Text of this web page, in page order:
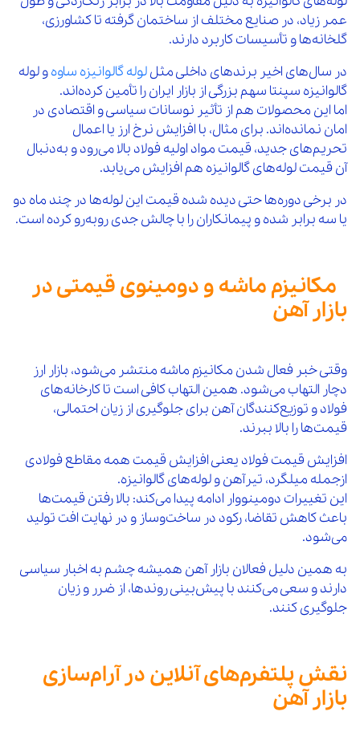
عمر زیاد، در صنایع مختلف از ساختمان گرفته تا کشاورزی،
گلخانه‌ها و تأسیسات کاربرد دارند.
در سال‌های اخیر برندهای داخلی مثللوله گالوانیزه ساوهو لوله
گالوانیزه سپنتا سهم بزرگی از بازار ایران را تأمین کرده‌اند.
اما این محصولات هم از تأثیر نوسانات سیاسی و اقتصادی در
امان نمانده‌اند. برای مثال، با افزایش نرخ ارز یا اعمال
تحریم‌های جدید، قیمت مواد اولیه فولاد بالا می‌رود و به‌دنبال
آن قیمت لوله‌های گالوانیزه هم افزایش می‌یابد.
در برخی دوره‌ها حتی دیده شده قیمت این لوله‌ها در چند ماه دو
یا سه برابر شده و پیمانکاران را با چالش جدی روبه‌رو کرده است.
مکانیزم ماشه و دومینوی قیمتی در
بازار آهن
وقتی خبر فعال شدن مکانیزم ماشه منتشر می‌شود، بازار ارز
دچار التهاب می‌شود. همین التهاب کافی است تا کارخانه‌های
فولاد و توزیع‌کنندگان آهن برای جلوگیری از زیان احتمالی،
قیمت‌ها را بالا ببرند.
افزایش قیمت فولاد یعنی افزایش قیمت همه مقاطع فولادی
ازجمله میلگرد، تیرآهن و لوله‌های گالوانیزه.
این تغییرات دومینووار ادامه پیدا می‌کند: بالا رفتن قیمت‌ها
باعث کاهش تقاضا، رکود در ساخت‌وساز و در نهایت افت تولید
می‌شود.
به همین دلیل فعالان بازار آهن همیشه چشم به اخبار سیاسی
دارند و سعی می‌کنند با پیش‌بینی روندها، از ضرر و زیان
جلوگیری کنند.
نقش پلتفرم‌های آنلاین در آرام‌سازی
بازار آهن